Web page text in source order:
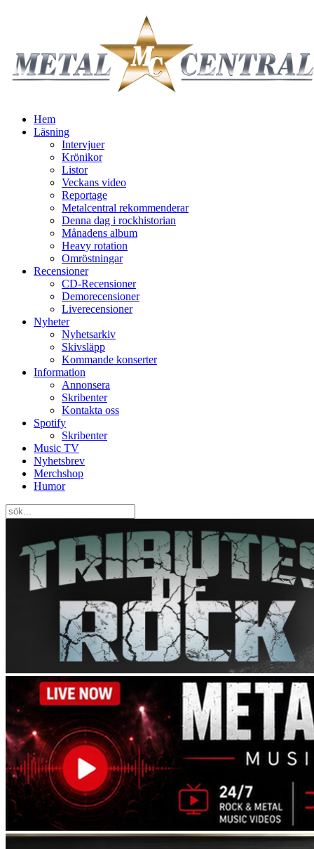
Hem
Läsning
Intervjuer
Krönikor
Listor
Veckans video
Reportage
Metalcentral rekommenderar
Denna dag i rockhistorian
Månadens album
Heavy rotation
Omröstningar
Recensioner
CD-Recensioner
Demorecensioner
Liverecensioner
Nyheter
Nyhetsarkiv
Skivsläpp
Kommande konserter
Information
Annonsera
Skribenter
Kontakta oss
Spotify
Skribenter
Music TV
Nyhetsbrev
Merchshop
Humor